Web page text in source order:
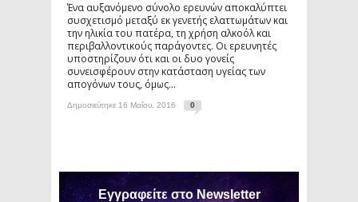
Ένα αυξανόμενο σύνολο ερευνών αποκαλύπτει
συσχετισμό μεταξύ εκ γενετής ελαττωμάτων και
την ηλικία του πατέρα, τη χρήση αλκοόλ και
περιβαλλοντικούς παράγοντες. Οι ερευνητές
υποστηρίζουν ότι και οι δυο γονείς
συνεισφέρουν στην κατάσταση υγείας των
απογόνων τους, όμως...
Δημοσιεύτηκε 16 Μαΐου, 2016 0
Εγγραφείτε στο Newsletter